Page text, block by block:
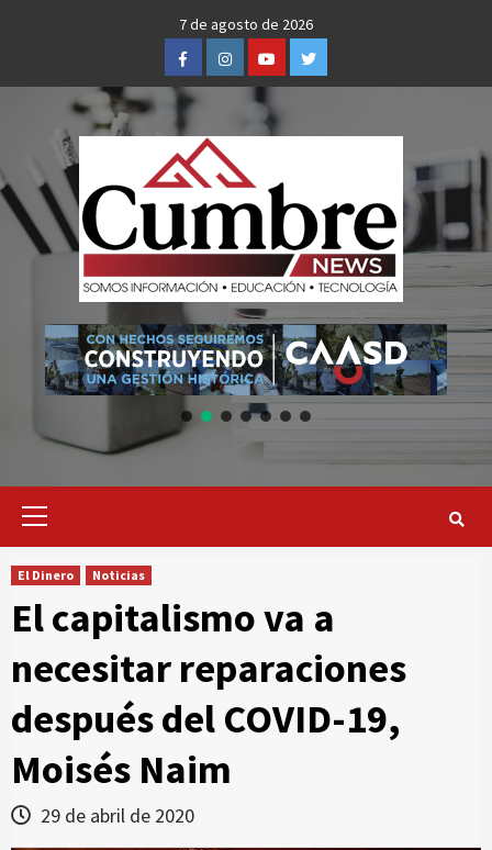
7 de agosto de 2026
FacebookInstagramYoutubeTwitter
Primary
El Dinero Noticias
El capitalismo va a
necesitar reparaciones
después del COVID-19,
Moisés Naim
29 de abril de 2020